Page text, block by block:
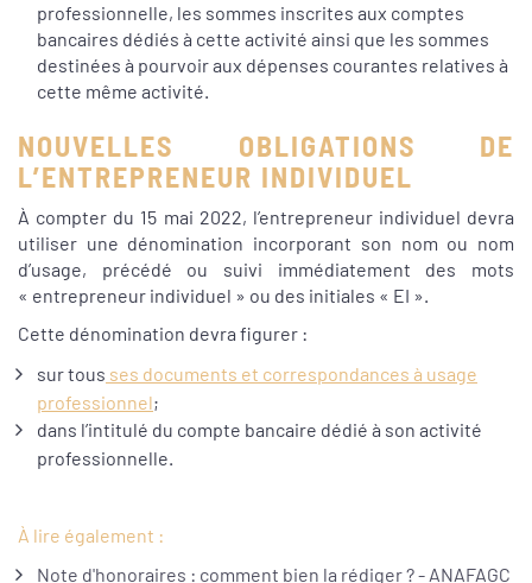
professionnelle, les sommes inscrites aux comptes
bancaires dédiés à cette activité ainsi que les sommes
destinées à pourvoir aux dépenses courantes relatives à
cette même activité.
NOUVELLES OBLIGATIONS DE
L’ENTREPRENEUR INDIVIDUEL
À compter du 15 mai 2022, l’entrepreneur individuel devra
utiliser une dénomination incorporant son nom ou nom
d’usage, précédé ou suivi immédiatement des mots
« entrepreneur individuel » ou des initiales « EI ».
Cette dénomination devra figurer :
sur tous ses documents et correspondances à usage
professionnel;
dans l’intitulé du compte bancaire dédié à son activité
professionnelle.
À lire également :
Note d'honoraires : comment bien la rédiger ? - ANAFAGC